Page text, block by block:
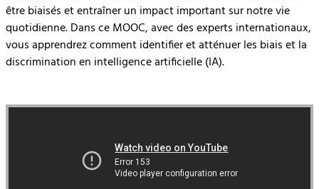
être biaisés et entraîner un impact important sur notre vie
quotidienne. Dans ce MOOC, avec des experts internationaux,
vous apprendrez comment identifier et atténuer les biais et la
discrimination en intelligence artificielle (IA).